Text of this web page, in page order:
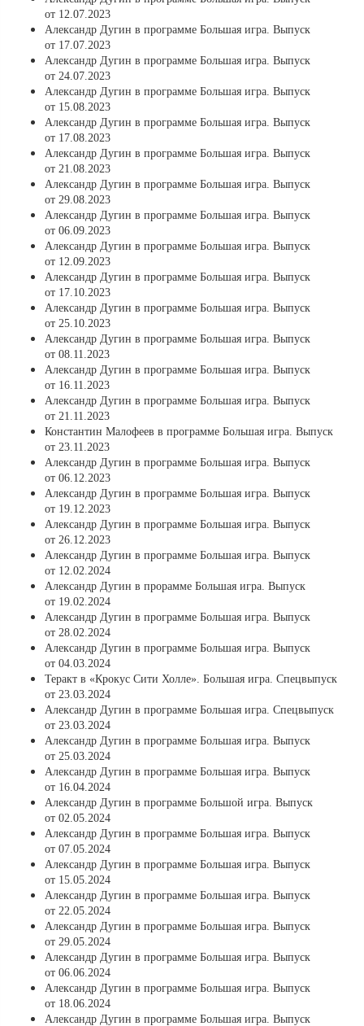
от 12.07.2023
Александр Дугин в программе Большая игра. Выпуск
от 17.07.2023
Александр Дугин в программе Большая игра. Выпуск
от 24.07.2023
Александр Дугин в программе Большая игра. Выпуск
от 15.08.2023
Александр Дугин в программе Большая игра. Выпуск
от 17.08.2023
Александр Дугин в программе Большая игра. Выпуск
от 21.08.2023
Александр Дугин в программе Большая игра. Выпуск
от 29.08.2023
Александр Дугин в программе Большая игра. Выпуск
от 06.09.2023
Александр Дугин в программе Большая игра. Выпуск
от 12.09.2023
Александр Дугин в программе Большая игра. Выпуск
от 17.10.2023
Александр Дугин в программе Большая игра. Выпуск
от 25.10.2023
Александр Дугин в программе Большая игра. Выпуск
от 08.11.2023
Александр Дугин в программе Большая игра. Выпуск
от 16.11.2023
Александр Дугин в программе Большая игра. Выпуск
от 21.11.2023
Константин Малофеев в программе Большая игра. Выпуск
от 23.11.2023
Александр Дугин в программе Большая игра. Выпуск
от 06.12.2023
Александр Дугин в программе Большая игра. Выпуск
от 19.12.2023
Александр Дугин в программе Большая игра. Выпуск
от 26.12.2023
Александр Дугин в программе Большая игра. Выпуск
от 12.02.2024
Александр Дугин в прорамме Большая игра. Выпуск
от 19.02.2024
Александр Дугин в программе Большая игра. Выпуск
от 28.02.2024
Александр Дугин в программе Большая игра. Выпуск
от 04.03.2024
Теракт в «Крокус Сити Холле». Большая игра. Спецвыпуск
от 23.03.2024
Александр Дугин в программе Большая игра. Спецвыпуск
от 23.03.2024
Александр Дугин в программе Большая игра. Выпуск
от 25.03.2024
Александр Дугин в программе Большая игра. Выпуск
от 16.04.2024
Александр Дугин в программе Большой игра. Выпуск
от 02.05.2024
Александр Дугин в программе Большая игра. Выпуск
от 07.05.2024
Александр Дугин в программе Большая игра. Выпуск
от 15.05.2024
Александр Дугин в программе Большая игра. Выпуск
от 22.05.2024
Александр Дугин в программе Большая игра. Выпуск
от 29.05.2024
Александр Дугин в программе Большая игра. Выпуск
от 06.06.2024
Александр Дугин в программе Большая игра. Выпуск
от 18.06.2024
Александр Дугин в программе Большая игра. Выпуск